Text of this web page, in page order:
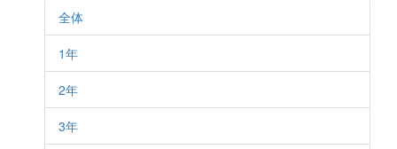
全体
1年
2年
3年